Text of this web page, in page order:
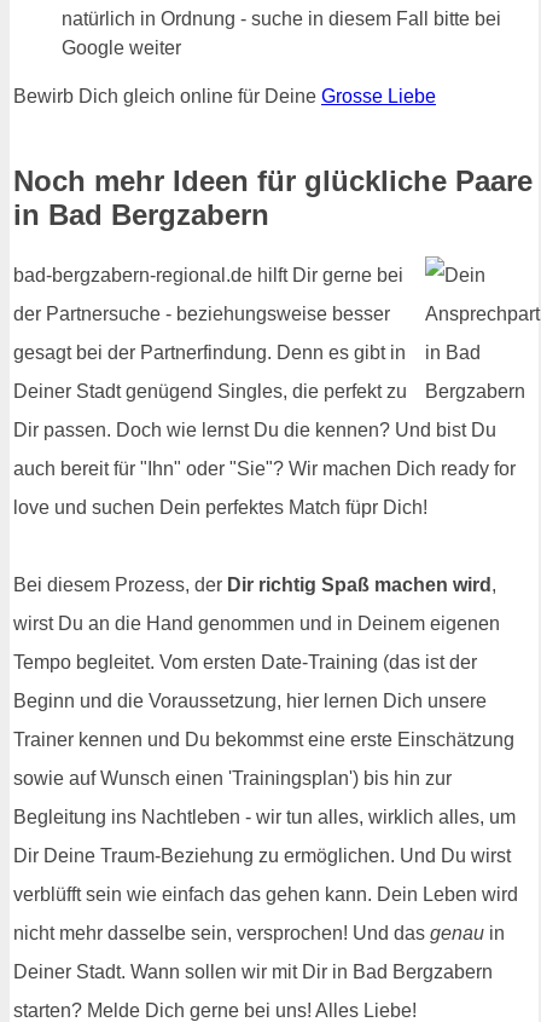
natürlich in Ordnung - suche in diesem Fall bitte bei
Google weiter
Bewirb Dich gleich online für Deine Grosse Liebe
Noch mehr Ideen für glückliche Paare
in Bad Bergzabern
bad-bergzabern-regional.de hilft Dir gerne bei
der Partnersuche - beziehungsweise besser
gesagt bei der Partnerfindung. Denn es gibt in
Deiner Stadt genügend Singles, die perfekt zu
Dir passen. Doch wie lernst Du die kennen? Und bist Du
auch bereit für "Ihn" oder "Sie"? Wir machen Dich ready for
love und suchen Dein perfektes Match füpr Dich!
Bei diesem Prozess, der Dir richtig Spaß machen wird ,
wirst Du an die Hand genommen und in Deinem eigenen
Tempo begleitet. Vom ersten Date-Training (das ist der
Beginn und die Voraussetzung, hier lernen Dich unsere
Trainer kennen und Du bekommst eine erste Einschätzung
sowie auf Wunsch einen 'Trainingsplan') bis hin zur
Begleitung ins Nachtleben - wir tun alles, wirklich alles, um
Dir Deine Traum-Beziehung zu ermöglichen. Und Du wirst
verblüfft sein wie einfach das gehen kann. Dein Leben wird
nicht mehr dasselbe sein, versprochen! Und das genau in
Deiner Stadt. Wann sollen wir mit Dir in Bad Bergzabern
starten? Melde Dich gerne bei uns! Alles Liebe!